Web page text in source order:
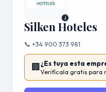
i
Silken Hoteles
📞 +34 900 373 981
🏢¿Es tuya esta
Verifícala gratis para